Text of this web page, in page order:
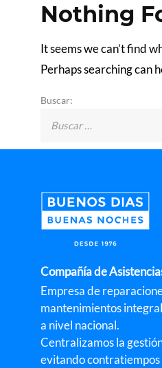
Nothing
It seems we can’t find
Perhaps searching can
Buscar:
Compañía de
Empresa de
mantenimientos
a nivel nacional.
Centralizamos la
evitando